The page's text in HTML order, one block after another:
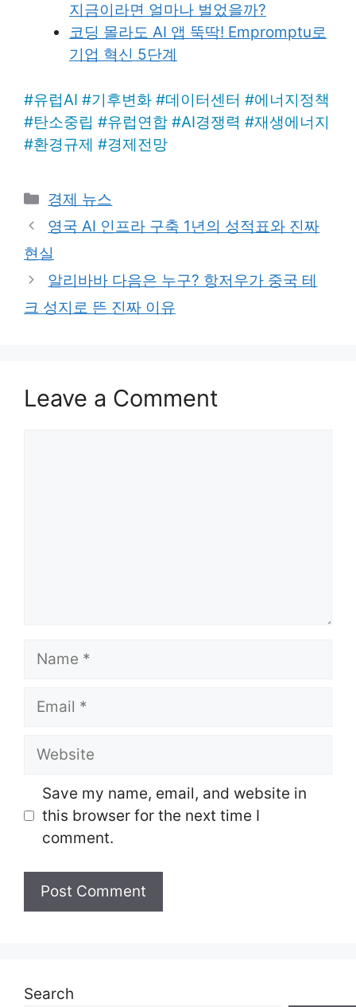
지금이라면 얼마나 벌었을까?
코딩 몰라도 AI 앱 뚝딱! Empromptu로
기업 혁신 5단계
#유럽AI #기후변화 #데이터센터 #에너지정책
#탄소중립 #유럽연합 #AI경쟁력 #재생에너지
#환경규제 #경제전망
Categories
경제 뉴스
영국 AI 인프라 구축 1년의 성적표와 진짜
현실
알리바바 다음은 누구? 항저우가 중국 테
크 성지로 뜬 진짜 이유
Leave a Comment
Name
Email
Website
Save my name, email, and website in
this browser for the next time I
comment.
Search